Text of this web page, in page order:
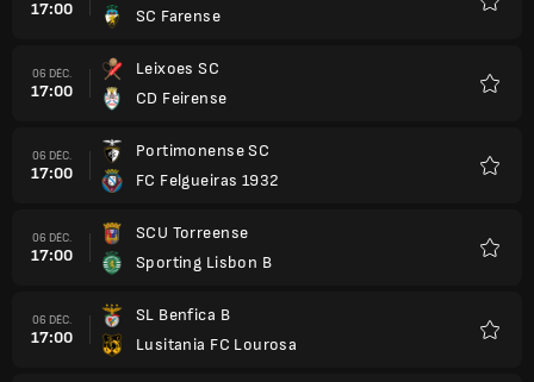
17:00
SC Farense
06 DÉC.
17:00
Leixoes SC
CD Feirense
06 DÉC.
17:00
Portimonense SC
FC Felgueiras 1932
06 DÉC.
17:00
SCU Torreense
Sporting Lisbon B
06 DÉC.
17:00
SL Benfica B
Lusitania FC Lourosa